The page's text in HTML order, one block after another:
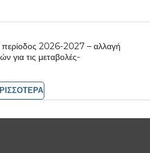
περίοδος 2026-2027 – αλλαγή
για τις μεταβολές-